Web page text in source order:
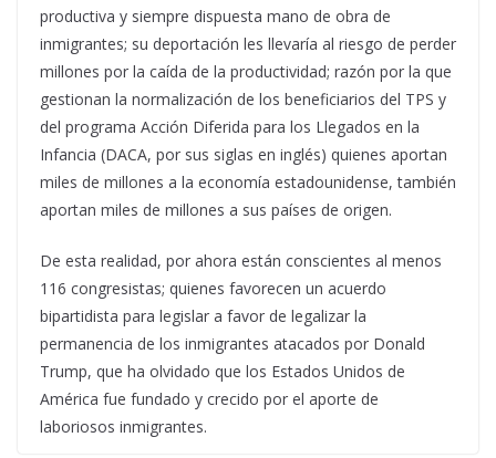
productiva y siempre dispuesta mano de obra de
inmigrantes; su deportación les llevaría al riesgo de perder
millones por la caída de la productividad; razón por la que
gestionan la normalización de los beneficiarios del TPS y
del programa Acción Diferida para los Llegados en la
Infancia (DACA, por sus siglas en inglés) quienes aportan
miles de millones a la economía estadounidense, también
aportan miles de millones a sus países de origen.
De esta realidad, por ahora están conscientes al menos
116 congresistas; quienes favorecen un acuerdo
bipartidista para legislar a favor de legalizar la
permanencia de los inmigrantes atacados por Donald
Trump, que ha olvidado que los Estados Unidos de
América fue fundado y crecido por el aporte de
laboriosos inmigrantes.